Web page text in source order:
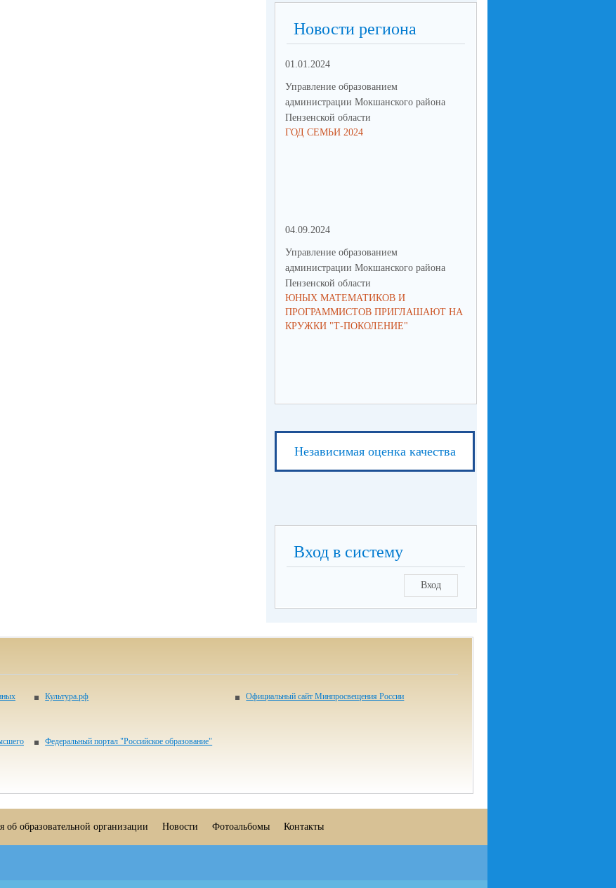
Новости региона
01.01.2024
Управление образованием
администрации Мокшанского района
Пензенской области
ГОД СЕМЬИ 2024
04.09.2024
Управление образованием
администрации Мокшанского района
Пензенской области
ЮНЫХ МАТЕМАТИКОВ И
ПРОГРАММИСТОВ ПРИГЛАШАЮТ НА
КРУЖКИ "Т-ПОКОЛЕНИЕ"
Независимая оценка качества
Вход в систему
Вход
Культура.рф Официальный сайт Минпросвещения России
Федеральный портал "Российское образование"
об образовательной организации Новости Фотоальбомы Контакты